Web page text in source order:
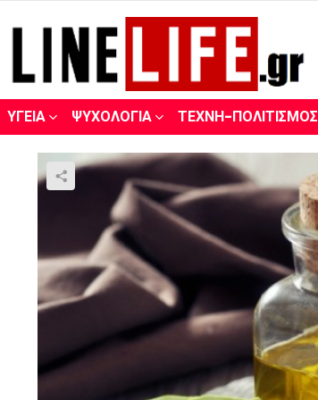
ΥΓΕΊΑ ΨΥΧΟΛΟΓΊΑ ΤΈΧΝΗ-ΠΟΛΙΤΙΣΜΌΣ